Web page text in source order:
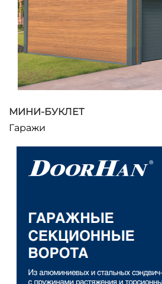
МИНИ-БУКЛЕТ
Гаражи